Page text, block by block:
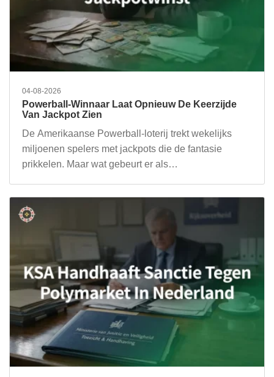
04-08-2026
Powerball-Winnaar Laat Opnieuw De Keerzijde
Van Jackpot Zien
De Amerikaanse Powerball-loterij trekt wekelijks
miljoenen spelers met jackpots die de fantasie
prikkelen. Maar wat gebeurt er als…